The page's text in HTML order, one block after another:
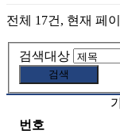
전체 17건, 현재 페
검색대상
번호